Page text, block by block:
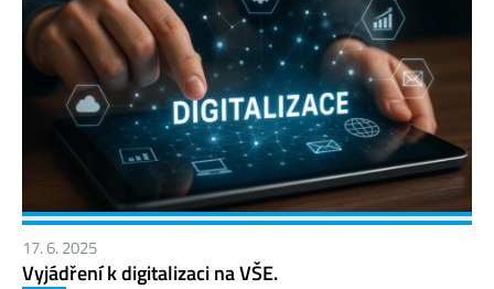
17. 6. 2025
Vyjádření k digitalizaci na VŠE.